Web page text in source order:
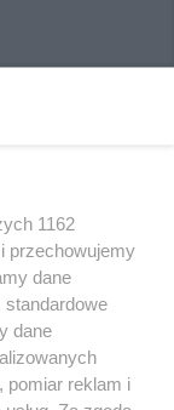
1162
przechowujemy
dane
standardowe
dane
pomiar reklam i